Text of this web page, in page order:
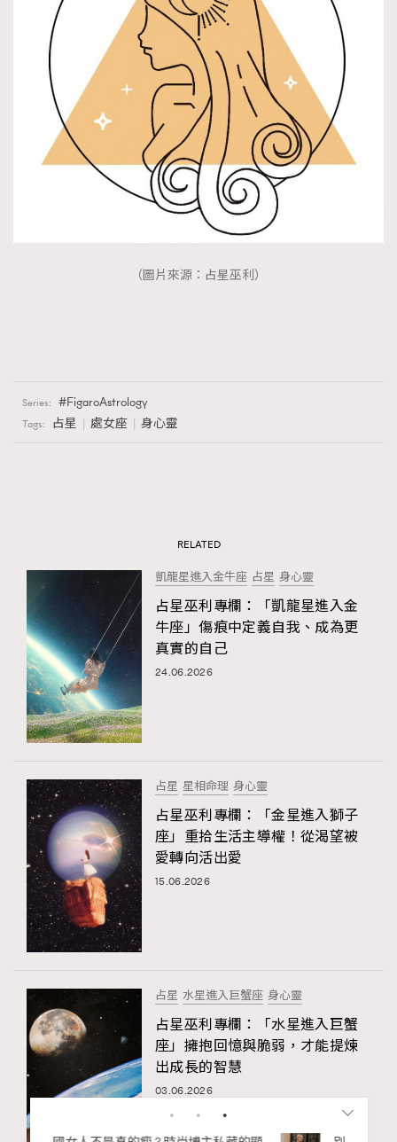
（圖片來源：占星巫利）
Series: FigaroAstrology
Tags: 占星 處女座 身心靈
RELATED
凱龍星進入金牛座 占星 身心靈
占星巫利專欄：「凱龍星進入金
牛座」傷痕中定義自我、成為更
真實的自己
24.06.2026
占星 星相命理 身心靈
占星巫利專欄：「金星進入獅子
座」重拾生活主導權！從渴望被
愛轉向活出愛
15.06.2026
占星 水星進入巨蟹座 身心靈
占星巫利專欄：「水星進入巨蟹
座」擁抱回憶與脆弱，才能提煉
出成長的智慧
03.06.2026